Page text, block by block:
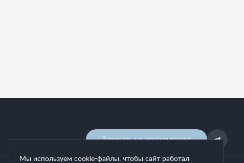
Записать на консультацию
Мы используем cookie-файлы, чтобы сайт работал